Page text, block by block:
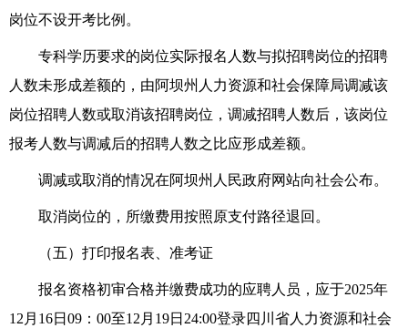
岗位不设开考比例 。
专科学历要求的岗位实际报名人数与拟招聘岗位的招聘
人数未形成差额的 ，由阿坝州人力资源和社会保障局调减该
岗位招聘人数或取消该招聘岗位，调减招聘人数后，该岗位
报考人数与调减后的招聘人数之比应形成差额。
调减或取消的情况在阿坝州人民政府网站向社会公布。
取消岗位的，所缴费用按照原支付路径退回。
（五）打印报名表、准考证
报名资格初审合格并缴费成功的应聘人员，应于2025年
12月16日09：00至12月19日24:00登录四川省人力资源和社会